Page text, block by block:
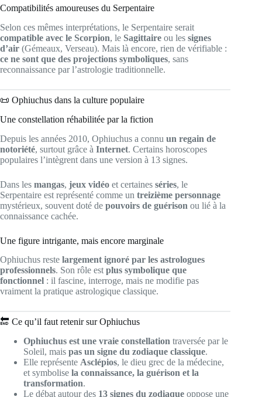
Compatibilités amoureuses du Serpentaire
Selon ces mêmes interprétations, le Serpentaire serait
compatible avec le Scorpion, le Sagittaire ou les signes
d’air (Gémeaux, Verseau). Mais là encore, rien de vérifiable :
ce ne sont que des projections symboliques, sans
reconnaissance par l’astrologie traditionnelle.
📜 Ophiuchus dans la culture populaire
Une constellation réhabilitée par la fiction
Depuis les années 2010, Ophiuchus a connu un regain de
notoriété, surtout grâce à Internet. Certains horoscopes
populaires l’intègrent dans une version à 13 signes.
Dans les mangas, jeux vidéo et certaines séries, le
Serpentaire est représenté comme un treizième personnage
mystérieux, souvent doté de pouvoirs de guérison ou lié à la
connaissance cachée.
Une figure intrigante, mais encore marginale
Ophiuchus reste largement ignoré par les astrologues
professionnels. Son rôle est plus symbolique que
fonctionnel : il fascine, interroge, mais ne modifie pas
vraiment la pratique astrologique classique.
🔚 Ce qu’il faut retenir sur Ophiuchus
Ophiuchus est une vraie constellation traversée par le
Soleil, mais pas un signe du zodiaque classique.
Elle représente Asclépios, le dieu grec de la médecine,
et symbolise la connaissance, la guérison et la
transformation.
Le débat autour des 13 signes du zodiaque oppose une